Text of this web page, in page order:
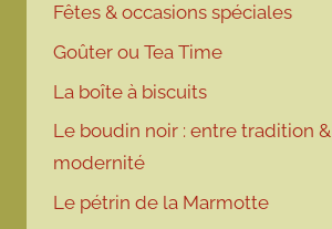
Fêtes & occasions spéciales
Goûter ou Tea Time
La boîte à biscuits
Le boudin noir : entre tradition &
modernité
Le pétrin de la Marmotte